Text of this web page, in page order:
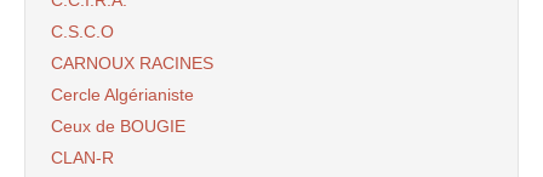
C.S.C.O
CARNOUX RACINES
Cercle Algérianiste
Ceux de BOUGIE
CLAN-R